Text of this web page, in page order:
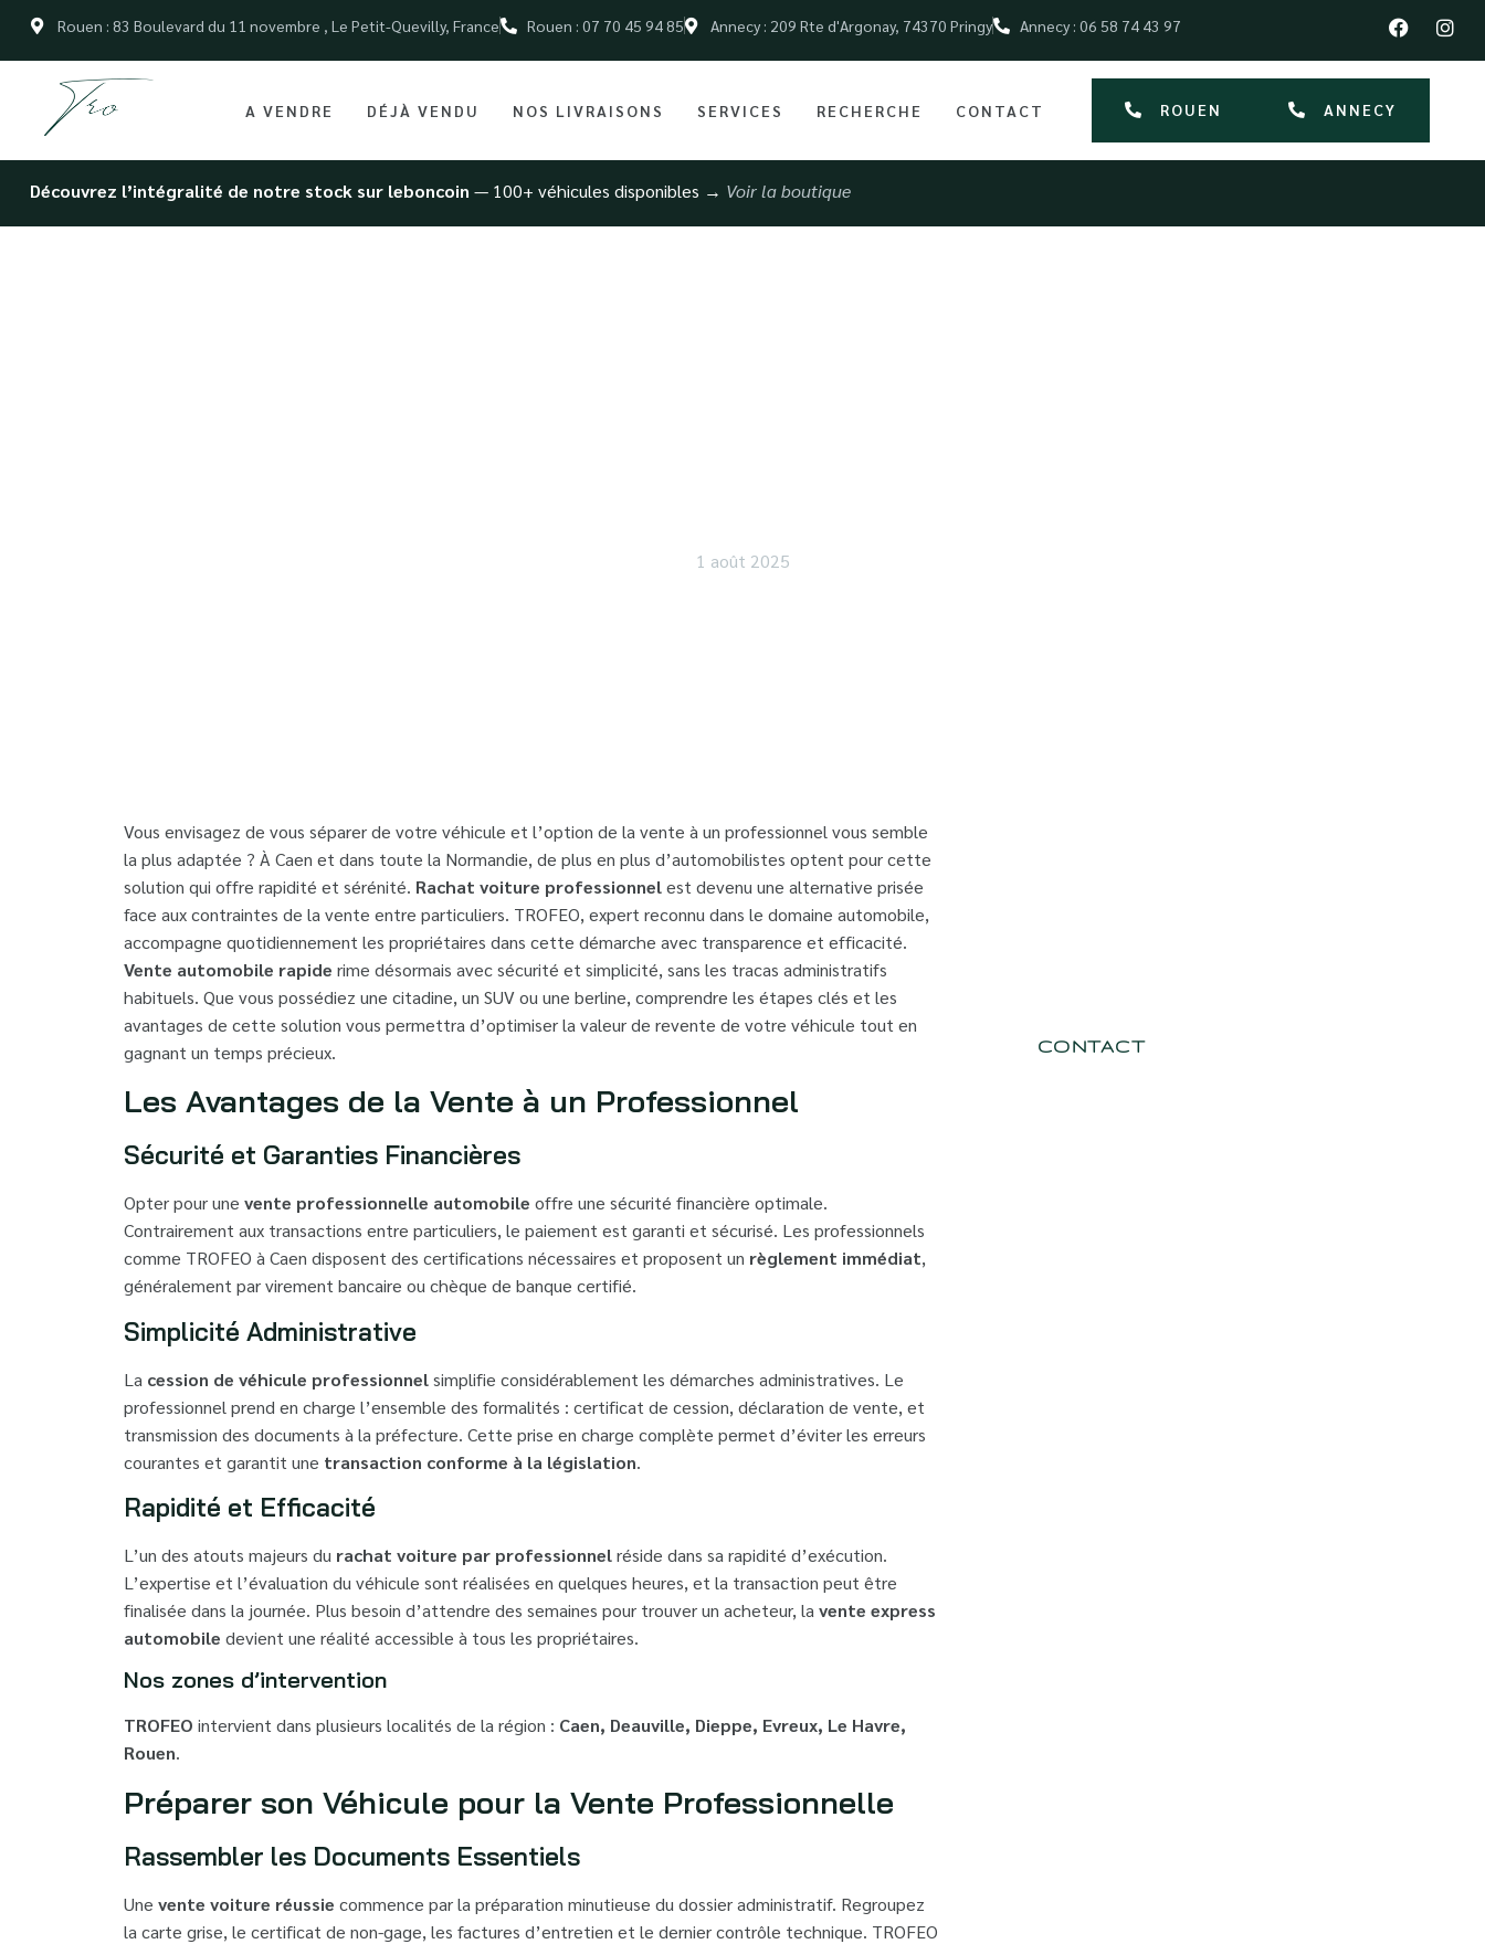
Rouen : 83 Boulevard du 11 novembre , Le Petit-Quevilly, France Rouen : 07 70 45 94 85 Annecy : 209 Rte d'Argonay, 74370 Pringy Annecy : 06 58 74 43 97
A VENDRE DÉJÀ VENDU NOS LIVRAISONS SERVICES RECHERCHE CONTACT ROUEN ANNECY
Découvrez l’intégralité de notre stock sur leboncoin — 100+ véhicules disponibles → Voir la boutique
1 août 2025
Vous envisagez de vous séparer de votre véhicule et l’option de la vente à un professionnel vous semble
la plus adaptée ? À Caen et dans toute la Normandie, de plus en plus d’automobilistes optent pour cette
solution qui offre rapidité et sérénité. Rachat voiture professionnelest devenu une alternative prisée
face aux contraintes de la vente entre particuliers. TROFEO, expert reconnu dans le domaine automobile,
accompagne quotidiennement les propriétaires dans cette démarche avec transparence et efficacité.
Vente automobile rapide rime désormais avec sécurité et simplicité, sans les tracas administratifs
habituels. Que vous possédiez une citadine, un SUV ou une berline, comprendre les étapes clés et les
avantages de cette solution vous permettra d’optimiser la valeur de revente de votre véhicule tout en
gagnant un temps précieux.
Les Avantages de la Vente à un Professionnel
Sécurité et Garanties Financières
Opter pour une vente professionnelle automobile offre une sécurité financière optimale.
Contrairement aux transactions entre particuliers, le paiement est garanti et sécurisé. Les professionnels
comme TROFEO à Caen disposent des certifications nécessaires et proposent un règlement immédiat,
généralement par virement bancaire ou chèque de banque certifié.
Simplicité Administrative
La cession de véhicule professionnelsimplifie considérablement les démarches administratives. Le
professionnel prend en charge l’ensemble des formalités : certificat de cession, déclaration de vente, et
transmission des documents à la préfecture. Cette prise en charge complète permet d’éviter les erreurs
courantes et garantit une transaction conforme à la législation.
Rapidité et Efficacité
L’un des atouts majeurs du rachat voiture par professionnelréside dans sa rapidité d’exécution.
L’expertise et l’évaluation du véhicule sont réalisées en quelques heures, et la transaction peut être
finalisée dans la journée. Plus besoin d’attendre des semaines pour trouver un acheteur, la vente express
automobile devient une réalité accessible à tous les propriétaires.
Nos zones d’intervention
TROFEO intervient dans plusieurs localités de la région : Caen, Deauville, Dieppe, Evreux, Le Havre,
Rouen.
Préparer son Véhicule pour la Vente Professionnelle
Rassembler les Documents Essentiels
Une vente voiture réussie commence par la préparation minutieuse du dossier administratif. Regroupez
la carte grise, le certificat de non-gage, les factures d’entretien et le dernier contrôle technique. TROFEO
CONTACT